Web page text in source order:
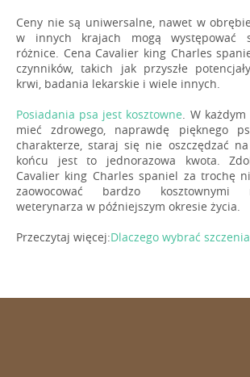
Ceny nie są uniwersalne, nawet w
w innych krajach mogą występować
różnice. Cena Cavalier king Charles
czynników, takich jak przyszłe
krwi, badania lekarskie i wiele innych.
Posiadania psa jest kosztowne. W
mieć zdrowego, naprawdę pięknego
charakterze, staraj się nie oszczędzać
końcu jest to jednorazowa kwota.
Cavalier king Charles spaniel za trochę
zaowocować bardzo kosztownymi
weterynarza w późniejszym okresie życia.
Przeczytaj więcej:Dlaczego wybrać